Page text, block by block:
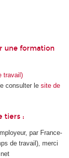
une formation
travail)
consulter le site de
tiers :
par France-
de travail), merci